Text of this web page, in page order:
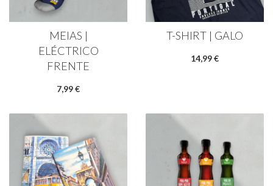
MEIAS |
ELÉCTRICO
FRENTE
7,99 €
T-SHIRT | GALO
14,99 €